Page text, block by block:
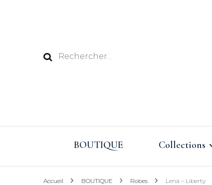
Rechercher :
BOUTIQUE Collections
Accueil BOUTIQUE Robes Lena – Liberty